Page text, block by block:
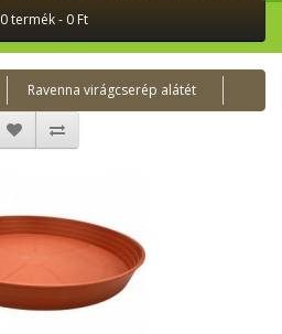
0 termék - 0 Ft
Ravenna virágcserép alátét